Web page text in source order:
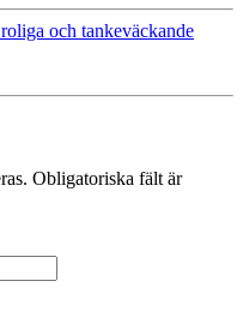
och tankeväckande
Obligatoriska fält är